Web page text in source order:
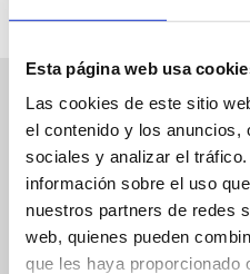
Esta página web usa
Las cookies de este sitio
el contenido y los anuncios,
sociales y analizar el
información sobre el uso
nuestros partners de redes
web, quienes pueden
que les haya proporcionado
Altres serveis